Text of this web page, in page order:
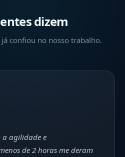
dizem
confiou no nosso trabalho.
a agilidade e
de 2 horas me deram